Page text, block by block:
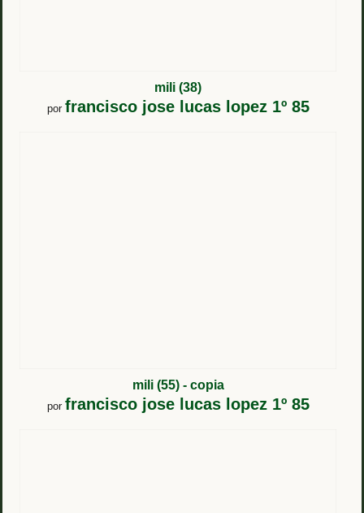
mili (38)
por francisco jose lucas lopez 1º 85
mili (55) - copia
por francisco jose lucas lopez 1º 85